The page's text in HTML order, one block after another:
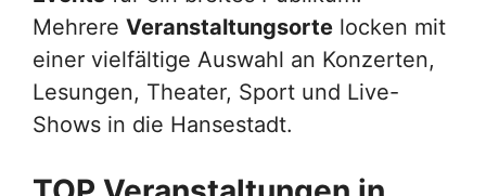
Mehrere Veranstaltungsorte locken mit
einer vielfältige Auswahl an Konzerten,
Lesungen, Theater, Sport und Live-
Shows in die Hansestadt.